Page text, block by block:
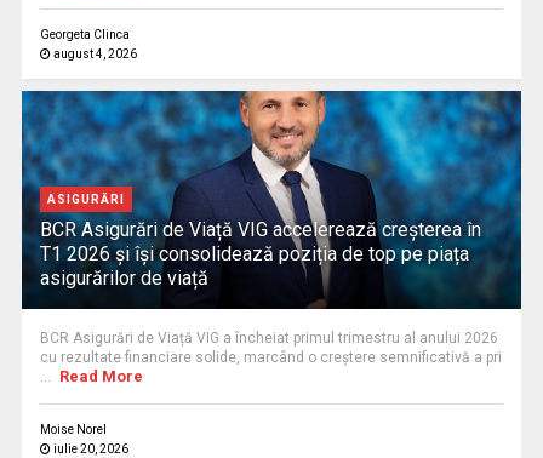
Georgeta Clinca
august 4, 2026
ASIGURĂRI
BCR Asigurări de Viață VIG accelerează creșterea în
T1 2026 și își consolidează poziția de top pe piața
asigurărilor de viață
BCR Asigurări de Viață VIG a încheiat primul trimestru al anului 2026
cu rezultate financiare solide, marcând o creștere semnificativă a pri
...
Read More
Moise Norel
iulie 20, 2026